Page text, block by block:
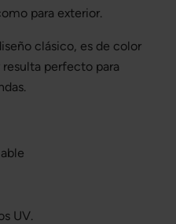
para exterior.
clásico, es de color
resulta perfecto para
UV.